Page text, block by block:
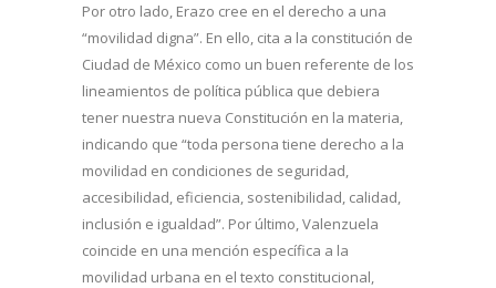
Por otro lado, Erazo cree en el derecho a una
“movilidad digna”. En ello, cita a la constitución de
Ciudad de México como un buen referente de los
lineamientos de política pública que debiera
tener nuestra nueva Constitución en la materia,
indicando que “toda persona tiene derecho a la
movilidad en condiciones de seguridad,
accesibilidad, eficiencia, sostenibilidad, calidad,
inclusión e igualdad”. Por último, Valenzuela
coincide en una mención específica a la
movilidad urbana en el texto constitucional,